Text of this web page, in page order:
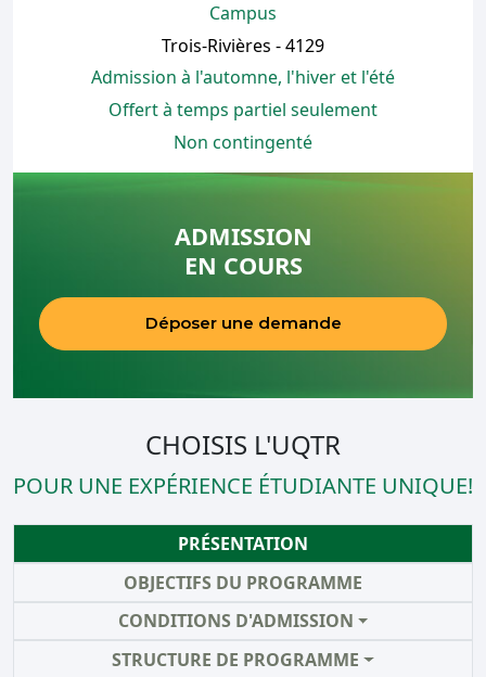
Campus
Trois-Rivières - 4129
Admission à l'automne, l'hiver et l'été
Offert à temps partiel seulement
Non contingenté
ADMISSION
EN COURS
Déposer une demande
CHOISIS L'UQTR
POUR UNE EXPÉRIENCE ÉTUDIANTE UNIQUE!
PRÉSENTATION
OBJECTIFS DU PROGRAMME
CONDITIONS D'ADMISSION
STRUCTURE DE PROGRAMME